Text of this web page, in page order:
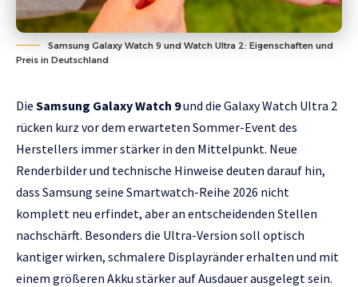
Samsung Galaxy Watch 9 und Watch Ultra 2: Eigenschaften und
Preis in Deutschland
Die Samsung Galaxy Watch 9und die Galaxy Watch Ultra 2
rücken kurz vor dem erwarteten Sommer-Event des
Herstellers immer stärker in den Mittelpunkt. Neue
Renderbilder und technische Hinweise deuten darauf hin,
dass Samsung seine Smartwatch-Reihe 2026 nicht
komplett neu erfindet, aber an entscheidenden Stellen
nachschärft. Besonders die Ultra-Version soll optisch
kantiger wirken, schmalere Displayränder erhalten und mit
einem größeren Akku stärker auf Ausdauer ausgelegt sein.